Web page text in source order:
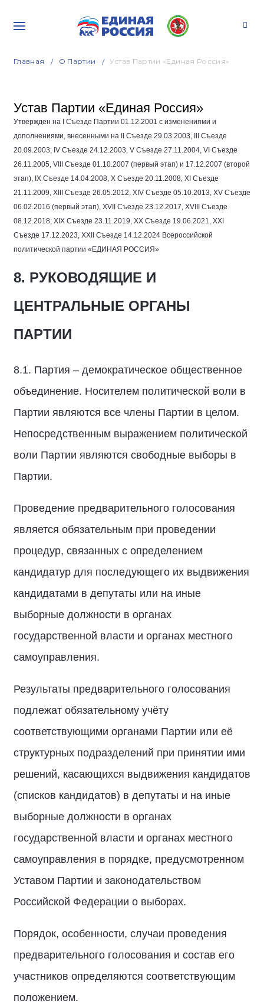
Главная О Партии Устав Партии «Единая Россия»
Устав Партии «Единая Россия»
Утвержден на I Съезде Партии 01.12.2001 с изменениями и
дополнениями, внесенными на II Съезде 29.03.2003, III Съезде
20.09.2003, IV Съезде 24.12.2003, V Съезде 27.11.2004, VI Съезде
26.11.2005, VIII Съезде 01.10.2007 (первый этап) и 17.12.2007 (второй
этап), IX Съезде 14.04.2008, Х Съезде 20.11.2008, ХI Съезде
21.11.2009, ХIII Съезде 26.05.2012, ХIV Съезде 05.10.2013, ХV Съезде
06.02.2016 (первый этап), XVII Съезде 23.12.2017, XVIII Съезде
08.12.2018, XIX Съезде 23.11.2019, XX Съезде 19.06.2021, XXI
Съезде 17.12.2023, XXII Съезде 14.12.2024 Всероссийской
политической партии «ЕДИНАЯ РОССИЯ»
8. РУКОВОДЯЩИЕ И
ЦЕНТРАЛЬНЫЕ ОРГАНЫ
ПАРТИИ
8.1. Партия – демократическое общественное
объединение. Носителем политической воли в
Партии являются все члены Партии в целом.
Непосредственным выражением политической
воли Партии являются свободные выборы в
Партии.
Проведение предварительного голосования
является обязательным при проведении
процедур, связанных с определением
кандидатур для последующего их выдвижения
кандидатами в депутаты или на иные
выборные должности в органах
государственной власти и органах местного
самоуправления.
Результаты предварительного голосования
подлежат обязательному учёту
соответствующими органами Партии или её
структурных подразделений при принятии ими
решений, касающихся выдвижения кандидатов
(списков кандидатов) в депутаты и на иные
выборные должности в органах
государственной власти и органах местного
самоуправления в порядке, предусмотренном
Уставом Партии и законодательством
Российской Федерации о выборах.
Порядок, особенности, случаи проведения
предварительного голосования и состав его
участников определяются соответствующим
положением.